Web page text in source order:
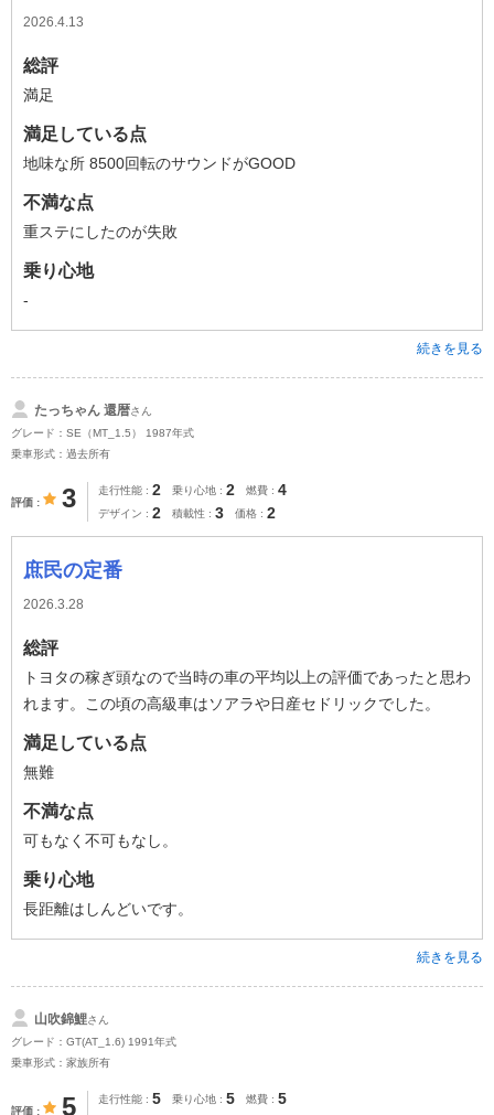
2026.4.13
総評
満足
満足している点
地味な所 8500回転のサウンドがGOOD
不満な点
重ステにしたのが失敗
乗り心地
-
続きを見る
たっちゃん 還暦さん
グレード：SE（MT_1.5） 1987年式
乗車形式：過去所有
評価 3 走行性能 2 乗り心地 2 燃費 4
デザイン 2 積載性 3 価格 2
庶民の定番
2026.3.28
総評
トヨタの稼ぎ頭なので当時の車の平均以上の評価であったと思わ
れます。この頃の高級車はソアラや日産セドリックでした。
満足している点
無難
不満な点
可もなく不可もなし。
乗り心地
長距離はしんどいです。
続きを見る
山吹錦鯉さん
グレード：GT(AT_1.6) 1991年式
乗車形式：家族所有
評価 5 走行性能 5 乗り心地 5 燃費
5